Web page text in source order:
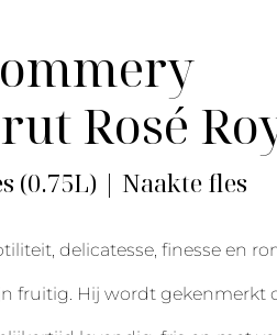
Rosé
(0.75L) | Naakte fles
delicatesse, finesse en
fruitig. Hij wordt gekenmerkt